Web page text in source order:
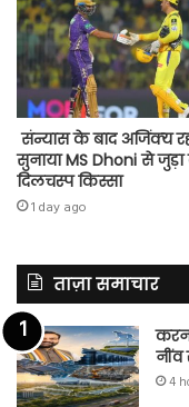
संन्यास के बाद अजिंक्‍य
सुनाया MS Dhoni से जुड़ा
दिलचस्प किस्सा
1 day ago
ताज़ा समाचार
नींव
4